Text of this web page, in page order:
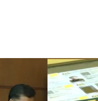
尤其近期外籍人士经营
指出。